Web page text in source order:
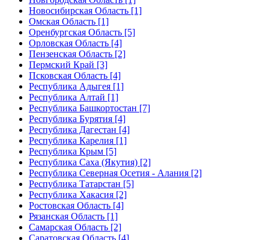
Новосибирская Область [1]
Омская Область [1]
Оренбургская Область [5]
Орловская Область [4]
Пензенская Область [2]
Пермский Край [3]
Псковская Область [4]
Республика Адыгея [1]
Республика Алтай [1]
Республика Башкортостан [7]
Республика Бурятия [4]
Республика Дагестан [4]
Республика Карелия [1]
Республика Крым [5]
Республика Саха (Якутия) [2]
Республика Северная Осетия - Алания [2]
Республика Татарстан [5]
Республика Хакасия [2]
Ростовская Область [4]
Рязанская Область [1]
Самарская Область [2]
Саратовская Область [4]